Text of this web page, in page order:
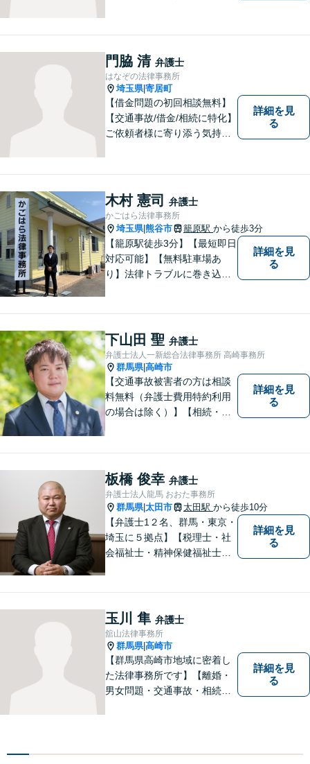
意匠登録など弁理士業務も、
幅広く対応。地域に根ざした
法律事務所／特許事務所を目
指しています。お気軽にご相
談ください。
門脇 清 弁護士
はなぞの法律事務所
埼玉県|寄居町
【借金問題の初回相談無料】
【交通事故/借金/相続に特化】
ご依頼者様に寄り添う気持ち
など一般民事から刑事事件、
顧問契約まで幅広い分野に対
応しております。
詳細を見
る
木村 憲司 弁護士
かごはら法律事務所
埼玉県|熊谷市 籠原駅 から徒歩3分
【籠原駅徒歩3分】【最短即日
対応可能】【無料駐車場あ
り】法律トラブルに巻き込ま
解決の鍵です。お困りごとが
ございましたら、お気軽にご
相談ください。
詳細を見
る
下山田 聖 弁護士
弁護士法人一新総合法律事務所 高崎事務所
群馬県|高崎市
【交通事故被害者の方は相談
料無料（弁護士費用特約利用
の場合は除く）】【相続・債
以上の弁護士が所属／チーム
で連携し、問題解決に向けて
取り組みます。おひとりで悩
まずに、お気軽にお問い合わ
せください。
詳細を見
る
板橋 俊幸 弁護士
弁護士法人龍馬 おおた事務所
群馬県|太田市 太田駅 から徒歩10分
【弁護士1２名、群馬・東京・
埼玉に５拠点】【税理士・社
会福祉士・精神保健福祉士が
能】
詳細を見
る
玉川 隼 弁護士
舘山法律事務所
群馬県|高崎市
【群馬県高崎市地域に密着し
た法律事務所です】【離婚・
男女問題・交通事故・相続問
に、何とか笑顔を取り戻して
詳細を見
る